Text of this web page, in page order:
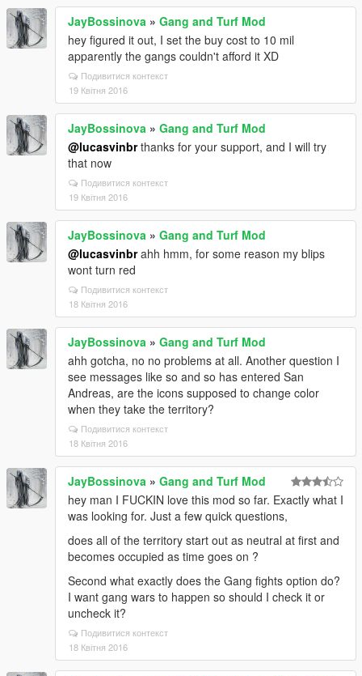
JayBossinova » Gang and Turf Mod
hey figured it out, I set the buy cost to 10 mil
apparently the gangs couldn't afford it XD
Подивитися контекст
19 Квітня 2016
JayBossinova » Gang and Turf Mod
@lucasvinbrthanks for your support, and I will try
that now
Подивитися контекст
19 Квітня 2016
JayBossinova » Gang and Turf Mod
@lucasvinbrahh hmm, for some reason my blips
wont turn red
Подивитися контекст
18 Квітня 2016
JayBossinova » Gang and Turf Mod
ahh gotcha, no no problems at all. Another question I
see messages like so and so has entered San
Andreas, are the icons supposed to change color
when they take the territory?
Подивитися контекст
18 Квітня 2016
JayBossinova » Gang and Turf Mod
hey man I FUCKIN love this mod so far. Exactly what I
was looking for. Just a few quick questions,
does all of the territory start out as neutral at first and
becomes occupied as time goes on ?
Second what exactly does the Gang fights option do?
I want gang wars to happen so should I check it or
uncheck it?
Подивитися контекст
18 Квітня 2016